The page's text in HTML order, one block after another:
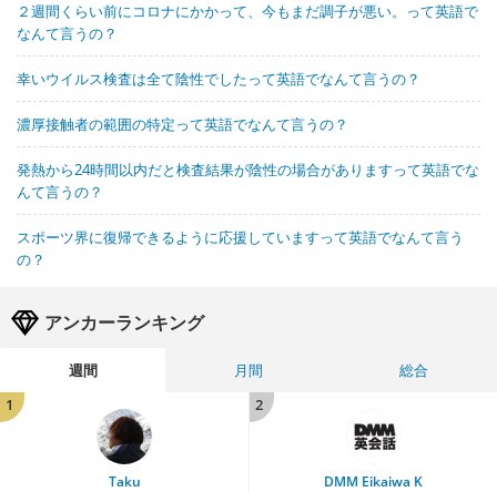
２週間くらい前にコロナにかかって、今もまだ調子が悪い。って英語で
なんて言うの？
幸いウイルス検査は全て陰性でしたって英語でなんて言うの？
濃厚接触者の範囲の特定って英語でなんて言うの？
発熱から24時間以内だと検査結果が陰性の場合がありますって英語でな
んて言うの？
スポーツ界に復帰できるように応援していますって英語でなんて言う
の？
アンカーランキング
週間 月間
総合
1
Taku
2
DMM Eikaiwa K